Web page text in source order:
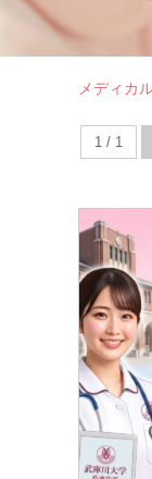
メディカ
1 / 1